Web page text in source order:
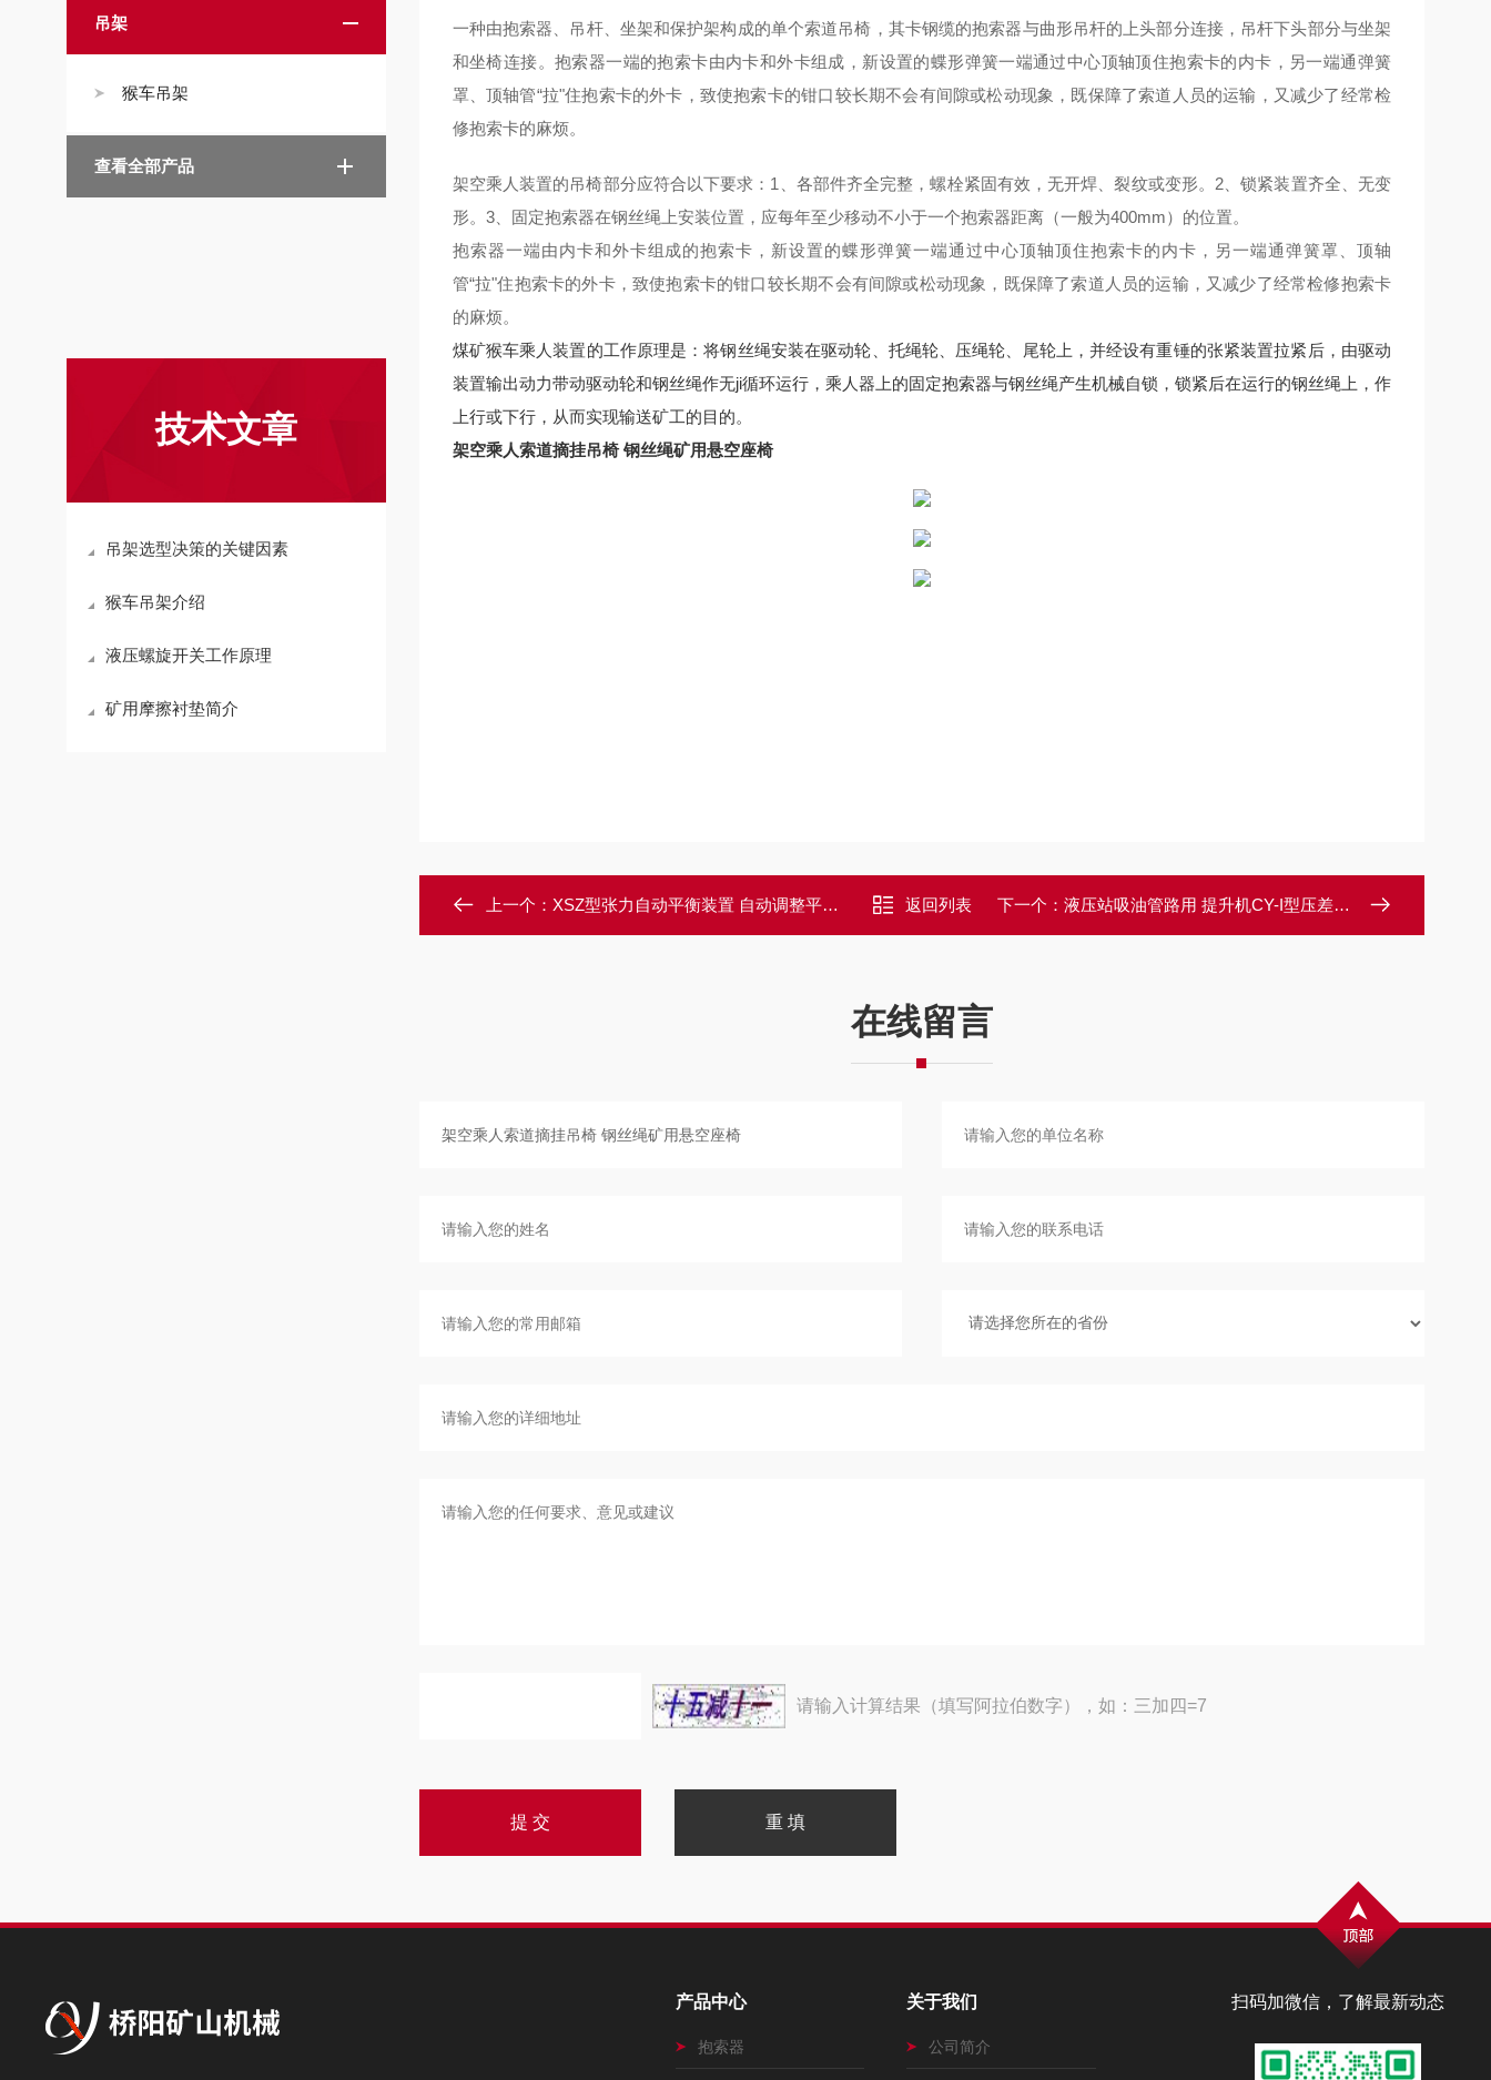
吊架
猴车吊架
查看全部产品
技术文章
吊架选型决策的关键因素
猴车吊架介绍
液压螺旋开关工作原理
矿用摩擦衬垫简介
一种由抱索器、吊杆、坐架和保护架构成的单个索道吊椅，其卡钢缆的抱索器与曲形吊杆的上头部分连接，吊杆下头部分与坐架
和坐椅连接。抱索器一端的抱索卡由内卡和外卡组成，新设置的蝶形弹簧一端通过中心顶轴顶住抱索卡的内卡，另一端通弹簧
罩、顶轴管“拉"住抱索卡的外卡，致使抱索卡的钳口较长期不会有间隙或松动现象，既保障了索道人员的运输，又减少了经常检
修抱索卡的麻烦。
架空乘人装置的吊椅部分应符合以下要求： 1 各部件齐全完整，螺栓紧固有效，无开焊、裂纹或变形。 2 、锁紧装置齐全、无变
形。 3、 固定抱索器在钢丝绳上安装位置，应每年至少移动不小于一个抱索器距离（一般为400mm）的位置。
抱索器一端由内卡和外卡组成的抱索卡，新设置的蝶形弹簧一端通过中心顶轴顶住抱索卡的内卡，另一端通弹簧罩、顶轴
管“拉"住抱索卡的外卡，致使抱索卡的钳口较长期不会有间隙或松动现象，既保障了索道人员的运输，又减少了经常检修抱索卡
的麻烦。
煤矿猴车乘人装置的工作原理是：将钢丝绳安装在驱动轮、托绳轮、压绳轮、尾轮上，并经设有重锤的张紧装置拉紧后，由驱动
装置输出动力带动驱动轮和钢丝绳作无ji循环运行，乘人器上的固定抱索器与钢丝绳产生机械自锁，锁紧后在运行的钢丝绳上，作
上行或下行，从而实现输送矿工的目的。
架空乘人索道摘挂吊椅 钢丝绳矿用悬空座椅
上一个： XSZ型张力自动平衡装置 自动调整平衡系统 返回列表 下一个： 液压站吸油管路用 提升机CY-I型压差发讯器
在线留言
请输入计算结果（填写阿拉伯数字），如：三加四=7
扫码加微信，了解最新动态
产品中心
抱索器
关于我们
公司简介